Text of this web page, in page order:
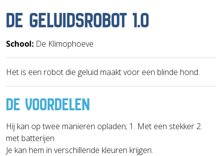
DE GELUIDSROBOT 1.0
School: De Klimophoeve
Het is een robot die geluid maakt voor een blinde hond.
DE VOORDELEN
Hij kan op twee manieren opladen; 1. Met een stekker 2.
met batterijen
Je kan hem in verschillende kleuren krijgen.